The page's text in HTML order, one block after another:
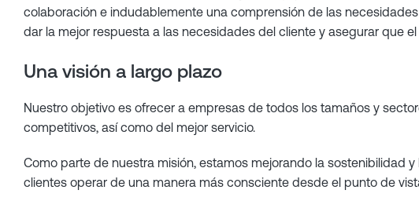
colaboración e indudablemente una comprensión de las
dar la mejor respuesta a las necesidades del cliente y asegurar que
Una visión a largo plazo
Nuestro objetivo es ofrecer a empresas de todos los tamaños y
competitivos, así como del mejor servicio.
Como parte de nuestra misión, estamos mejorando la sostenibilidad
clientes operar de una manera más consciente desde el punto de